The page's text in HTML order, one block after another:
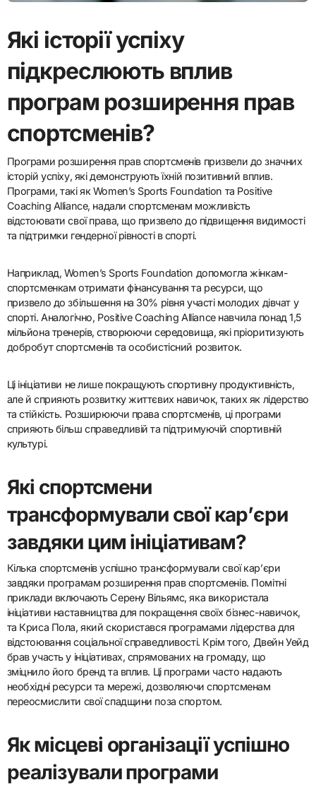
Які історії успіху
підкреслюють вплив
програм розширення прав
спортсменів?
Програми розширення прав спортсменів призвели до значних
історій успіху, які демонструють їхній позитивний вплив.
Програми, такі як Women’s Sports Foundation та Positive
Coaching Alliance, надали спортсменам можливість
відстоювати свої права, що призвело до підвищення видимості
та підтримки гендерної рівності в спорті.
Наприклад, Women’s Sports Foundation допомогла жінкам-
спортсменкам отримати фінансування та ресурси, що
призвело до збільшення на 30% рівня участі молодих дівчат у
спорті. Аналогічно, Positive Coaching Alliance навчила понад 1,5
мільйона тренерів, створюючи середовища, які пріоритизують
добробут спортсменів та особистісний розвиток.
Ці ініціативи не лише покращують спортивну продуктивність,
але й сприяють розвитку життєвих навичок, таких як лідерство
та стійкість. Розширюючи права спортсменів, ці програми
сприяють більш справедливій та підтримуючій спортивній
культурі.
Які спортсмени
трансформували свої кар’єри
завдяки цим ініціативам?
Кілька спортсменів успішно трансформували свої кар’єри
завдяки програмам розширення прав спортсменів. Помітні
приклади включають Серену Вільямс, яка використала
ініціативи наставництва для покращення своїх бізнес-навичок,
та Криса Пола, який скористався програмами лідерства для
відстоювання соціальної справедливості. Крім того, Двейн Уейд
брав участь у ініціативах, спрямованих на громаду, що
зміцнило його бренд та вплив. Ці програми часто надають
необхідні ресурси та мережі, дозволяючи спортсменам
переосмислити свої спадщини поза спортом.
Як місцеві організації успішно
реалізували програми